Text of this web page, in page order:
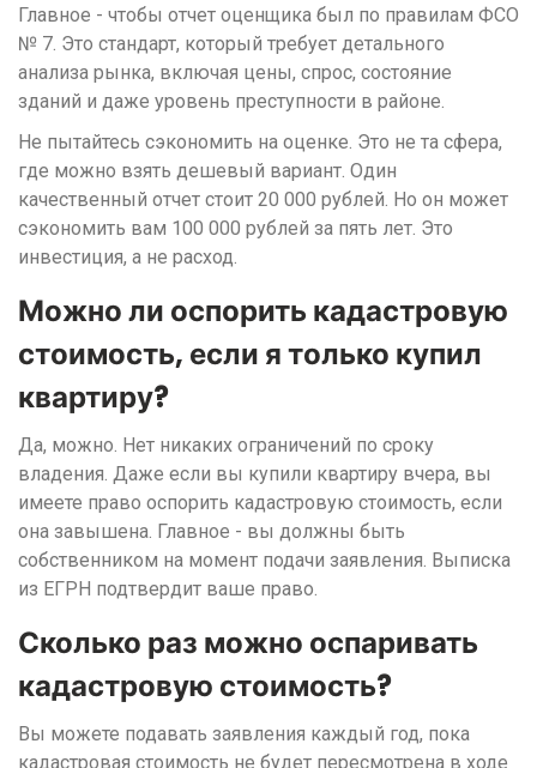
Главное - чтобы отчет оценщика был по правилам ФСО
№ 7. Это стандарт, который требует детального
анализа рынка, включая цены, спрос, состояние
зданий и даже уровень преступности в районе.
Не пытайтесь сэкономить на оценке. Это не та сфера,
где можно взять дешевый вариант. Один
качественный отчет стоит 20 000 рублей. Но он может
сэкономить вам 100 000 рублей за пять лет. Это
инвестиция, а не расход.
Можно ли оспорить кадастровую
стоимость, если я только купил
квартиру?
Да, можно. Нет никаких ограничений по сроку
владения. Даже если вы купили квартиру вчера, вы
имеете право оспорить кадастровую стоимость, если
она завышена. Главное - вы должны быть
собственником на момент подачи заявления. Выписка
из ЕГРН подтвердит ваше право.
Сколько раз можно оспаривать
кадастровую стоимость?
Вы можете подавать заявления каждый год, пока
кадастровая стоимость не будет пересмотрена в ходе